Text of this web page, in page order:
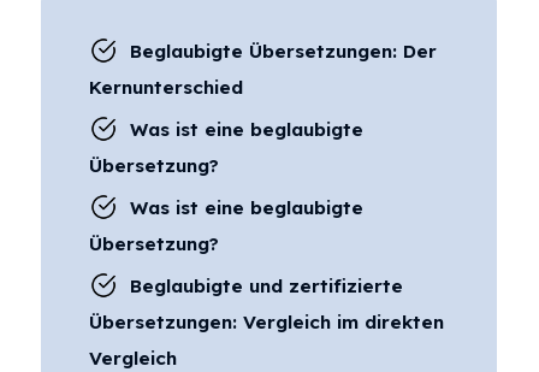
Beglaubigte Übersetzungen: Der
Kernunterschied
Was ist eine beglaubigte
Übersetzung?
Was ist eine beglaubigte
Übersetzung?
Beglaubigte und zertifizierte
Übersetzungen: Vergleich im direkten
Vergleich